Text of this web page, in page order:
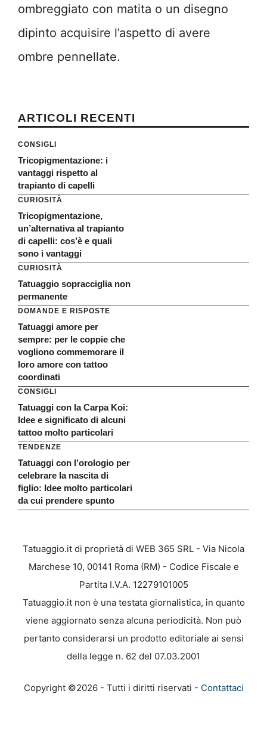
ombreggiato con matita o un disegno
dipinto acquisire l’aspetto di avere
ombre pennellate.
ARTICOLI RECENTI
CONSIGLI
Tricopigmentazione: i
vantaggi rispetto al
trapianto di capelli
CURIOSITÀ
Tricopigmentazione,
un’alternativa al trapianto
di capelli: cos’è e quali
sono i vantaggi
CURIOSITÀ
Tatuaggio sopracciglia non
permanente
DOMANDE E RISPOSTE
Tatuaggi amore per
sempre: per le coppie che
vogliono commemorare il
loro amore con tattoo
coordinati
CONSIGLI
Tatuaggi con la Carpa Koi:
Idee e significato di alcuni
tattoo molto particolari
TENDENZE
Tatuaggi con l’orologio per
celebrare la nascita di
figlio: Idee molto particolari
da cui prendere spunto
Tatuaggio.it di proprietà di WEB 365 SRL - Via Nicola
Marchese 10, 00141 Roma (RM) - Codice Fiscale e
Partita I.V.A. 12279101005
Tatuaggio.it non è una testata giornalistica, in quanto
viene aggiornato senza alcuna periodicità. Non può
pertanto considerarsi un prodotto editoriale ai sensi
della legge n. 62 del 07.03.2001
Copyright ©2026 - Tutti i diritti riservati - Contattaci